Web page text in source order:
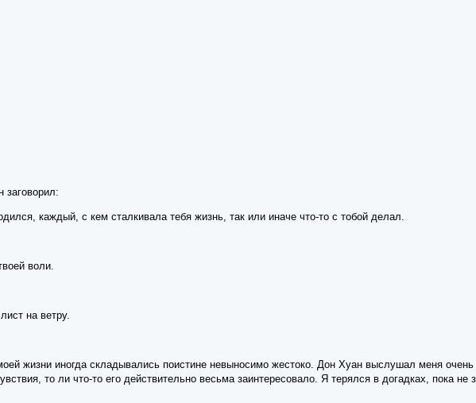
заговорил:
каждый, с кем сталкивала тебя жизнь, так или иначе что-то с тобой делал.
воли.
на ветру.
жизни иногда складывались поистине невыносимо жестоко. Дон Хуан выслушал меня
то ли что-то его действительно весьма заинтересовало. Я терялся в догадках, пока не